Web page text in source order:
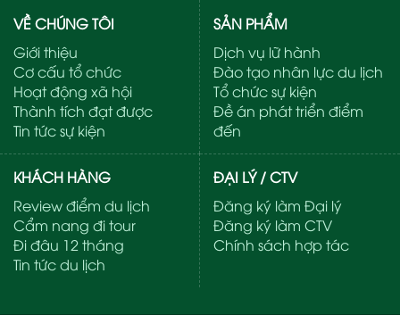
VỀ CHÚNG TÔI
Giới thiệu
Cơ cấu tổ chức
Hoạt động xã hội
Thành tích đạt được
Tin tức sự kiện
SẢN PHẨM
Dịch vụ lữ hành
Đào tạo nhân lực du lịch
Tổ chức sự kiện
Đề án phát triển điểm
đến
KHÁCH HÀNG
Review điểm du lịch
Cẩm nang đi tour
Đi đâu 12 tháng
Tin tức du lịch
ĐẠI LÝ / CTV
Đăng ký làm Đại lý
Đăng ký làm CTV
Chính sách hợp tác